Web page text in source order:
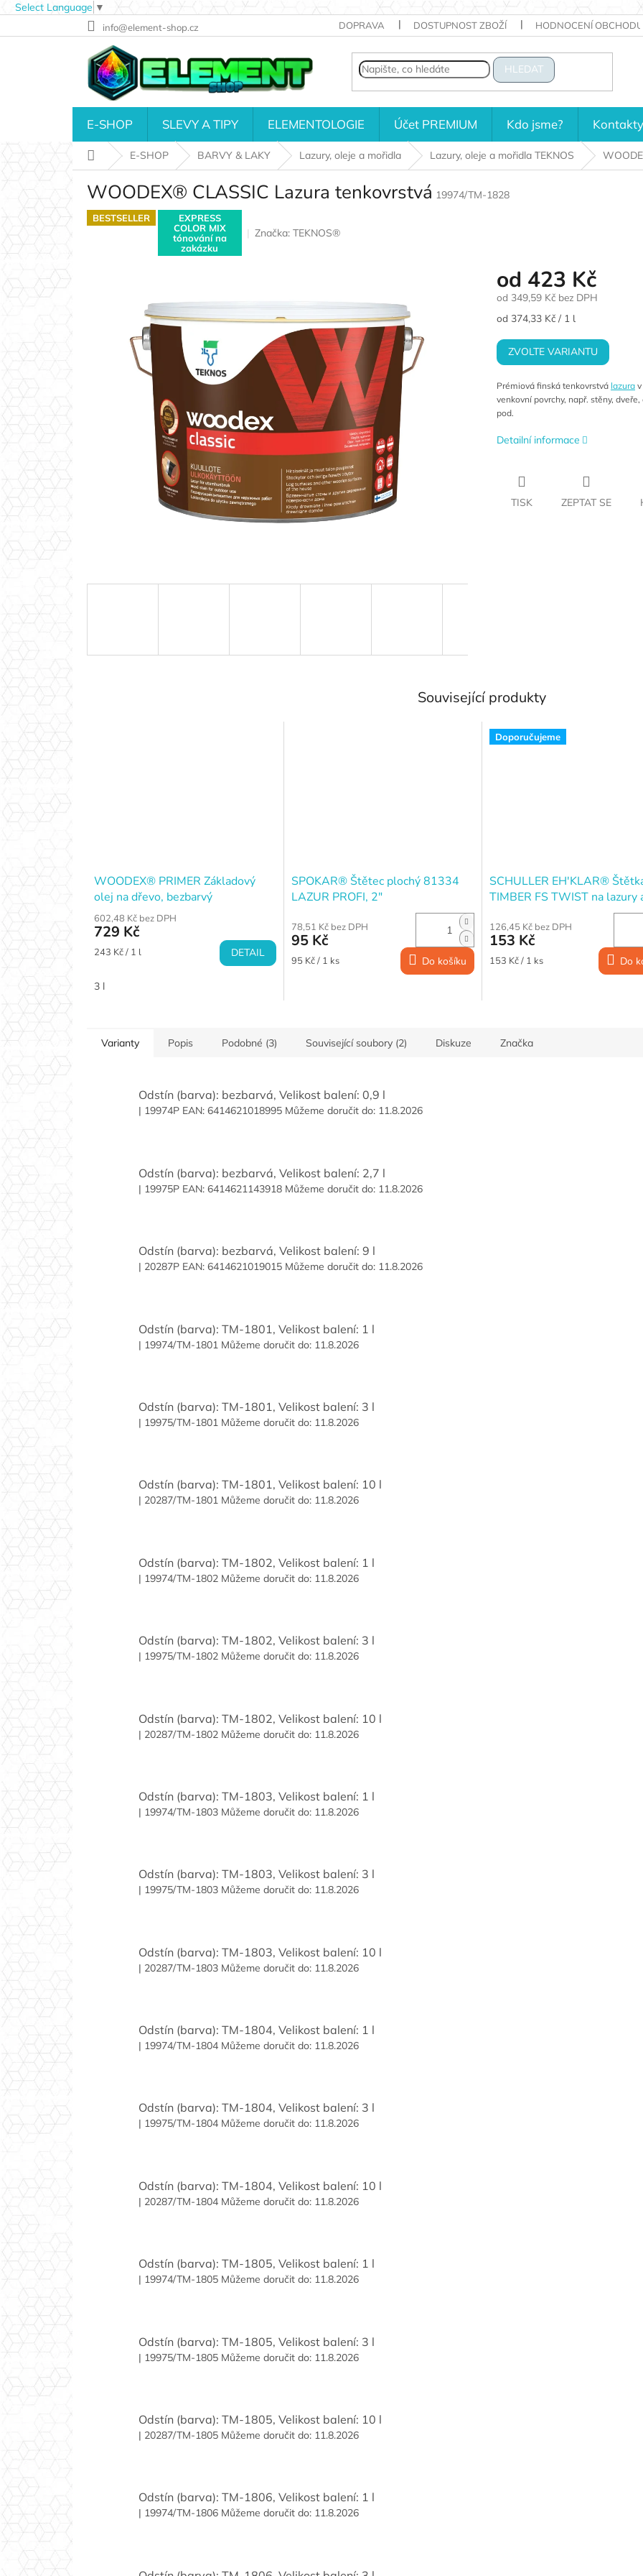
Select Language ▼
na
info@element-shop.cz DOPRAVA DOSTUPNOST ZBOŽÍ HODNOCENÍ OBCHODU
HLEDAT
E-SHOP SLEVY A TIPY ELEMENTOLOGIE Účet PREMIUM Kdo jsme? Kontakty
Domů E-SHOP BARVY & LAKY Lazury, oleje a mořidla Lazury, oleje a mořidla TEKNOS
WOODEX® CLASSIC Lazura tenkovrstvá 19974/TM-1828
BESTSELLER
EXPRESS
COLOR MIX
tónování na
zakázku
Značka: TEKNOS®
od 423 Kč
od 349,59 Kčbez DPH
Měrná
od 374,33 Kč / 1 l
ZVOLTE VARIANTU
Prémiová finská tenkovrstvá lazurav
venkovní povrchy, např. stěny,
pod.
Detailní informace
TISK ZEPTAT SE
Související produkty
WOODEX® PRIMER Základový
olej na dřevo, bezbarvý
602,48 Kč bez DPH
729 Kč
Měrná
243 Kč / 1 l DETAIL
3 l
SPOKAR® Štětec plochý 81334
LAZUR PROFI, 2"
78,51 Kč bez DPH
95 Kč
Měrná
95 Kč / 1 ks Do košíku
Doporučujeme
SCHULLER EH'KLAR®
TIMBER FS TWIST na lazury
impregnace, 70×25 mm
126,45 Kč bez DPH
153 Kč
Měrná
153 Kč / 1 ks Do
Varianty Popis Podobné (3) Související soubory (2) Diskuze Značka
Odstín (barva): bezbarvá, Velikost balení: 0,9 l
| 19974P EAN: 6414621018995 Můžeme doručit do: 11.8.2026
Odstín (barva): bezbarvá, Velikost balení: 2,7 l
| 19975P EAN: 6414621143918 Můžeme doručit do: 11.8.2026
Odstín (barva): bezbarvá, Velikost balení: 9 l
| 20287P EAN: 6414621019015 Můžeme doručit do: 11.8.2026
Odstín (barva): TM-1801, Velikost balení: 1 l
| 19974/TM-1801 Můžeme doručit do: 11.8.2026
Odstín (barva): TM-1801, Velikost balení: 3 l
| 19975/TM-1801 Můžeme doručit do: 11.8.2026
Odstín (barva): TM-1801, Velikost balení: 10 l
| 20287/TM-1801 Můžeme doručit do: 11.8.2026
Odstín (barva): TM-1802, Velikost balení: 1 l
| 19974/TM-1802 Můžeme doručit do: 11.8.2026
Odstín (barva): TM-1802, Velikost balení: 3 l
| 19975/TM-1802 Můžeme doručit do: 11.8.2026
Odstín (barva): TM-1802, Velikost balení: 10 l
| 20287/TM-1802 Můžeme doručit do: 11.8.2026
Odstín (barva): TM-1803, Velikost balení: 1 l
| 19974/TM-1803 Můžeme doručit do: 11.8.2026
Odstín (barva): TM-1803, Velikost balení: 3 l
| 19975/TM-1803 Můžeme doručit do: 11.8.2026
Odstín (barva): TM-1803, Velikost balení: 10 l
| 20287/TM-1803 Můžeme doručit do: 11.8.2026
Odstín (barva): TM-1804, Velikost balení: 1 l
| 19974/TM-1804 Můžeme doručit do: 11.8.2026
Odstín (barva): TM-1804, Velikost balení: 3 l
| 19975/TM-1804 Můžeme doručit do: 11.8.2026
Odstín (barva): TM-1804, Velikost balení: 10 l
| 20287/TM-1804 Můžeme doručit do: 11.8.2026
Odstín (barva): TM-1805, Velikost balení: 1 l
| 19974/TM-1805 Můžeme doručit do: 11.8.2026
Odstín (barva): TM-1805, Velikost balení: 3 l
| 19975/TM-1805 Můžeme doručit do: 11.8.2026
Odstín (barva): TM-1805, Velikost balení: 10 l
| 20287/TM-1805 Můžeme doručit do: 11.8.2026
Odstín (barva): TM-1806, Velikost balení: 1 l
| 19974/TM-1806 Můžeme doručit do: 11.8.2026